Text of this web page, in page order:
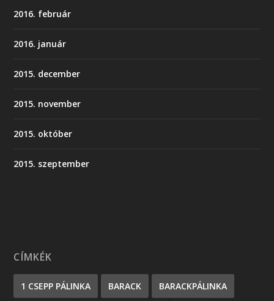
2016. február
2016. január
2015. december
2015. november
2015. október
2015. szeptember
CÍMKÉK
1 CSEPP PÁLINKA BARACK BARACKPÁLINKA